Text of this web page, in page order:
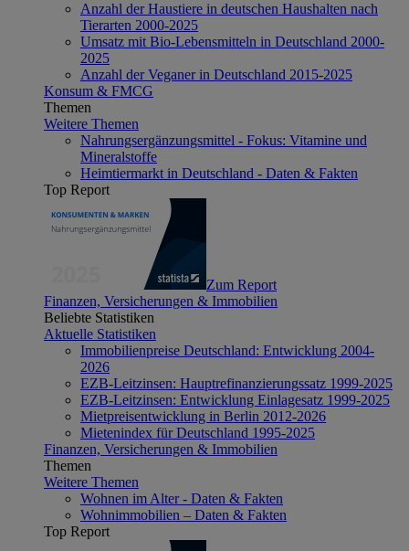
Anzahl der Haustiere in deutschen Haushalten nach
Tierarten 2000-2025
Umsatz mit Bio-Lebensmitteln in Deutschland 2000-
2025
Anzahl der Veganer in Deutschland 2015-2025
Konsum & FMCG
Themen
Weitere Themen
Nahrungsergänzungsmittel - Fokus: Vitamine und
Mineralstoffe
Heimtiermarkt in Deutschland - Daten & Fakten
Top Report
Zum Report
Finanzen, Versicherungen & Immobilien
Beliebte Statistiken
Aktuelle Statistiken
Immobilienpreise Deutschland: Entwicklung 2004-
2026
EZB-Leitzinsen: Hauptrefinanzierungssatz 1999-2025
EZB-Leitzinsen: Entwicklung Einlagesatz 1999-2025
Mietpreisentwicklung in Berlin 2012-2026
Mietenindex für Deutschland 1995-2025
Finanzen, Versicherungen & Immobilien
Themen
Weitere Themen
Wohnen im Alter - Daten & Fakten
Wohnimmobilien – Daten & Fakten
Top Report